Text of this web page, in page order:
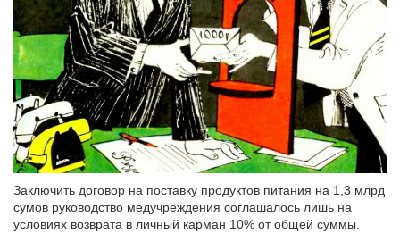
Заключить договор на поставку продуктов питания на 1,3 млрд
сумов руководство медучреждения соглашалось лишь на
условиях возврата в личный карман 10% от общей суммы.